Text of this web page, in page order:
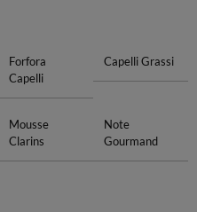
Forfora
Capelli
Capelli Grassi
Mousse
Clarins
Note
Gourmand